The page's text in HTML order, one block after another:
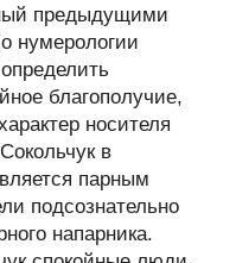
предыдущими
нумерологии
благополучие,
носителя
в
парным
подсознательно
напарника.